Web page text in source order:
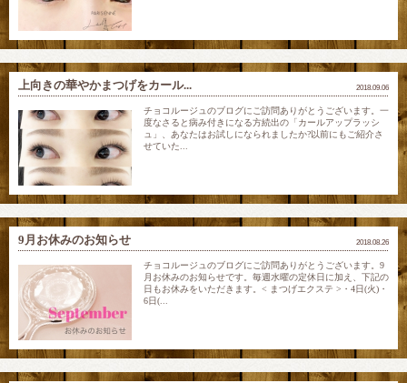
2018.09.06
上向きの華やかまつげをカール...
チョコルージュのブログにご訪問ありがとうございます。一
度なさると病み付きになる方続出の「カールアップラッシ
ュ」、あなたはお試しになられましたか?以前にもご紹介さ
せていた...
2018.08.26
9月お休みのお知らせ
チョコルージュのブログにご訪問ありがとうございます。9
月お休みのお知らせです。毎週水曜の定休日に加え、下記の
日もお休みをいただきます。< まつげエクステ >・4日(火)・
6日(...